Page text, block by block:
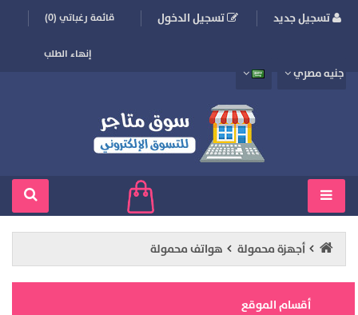
تسجيل جديد تسجيل الدخول قائمة رغباتي (0)
إنهاء الطلب
جنيه مصري
أجهزة محمولة هواتف محمولة
أقسام الموقع